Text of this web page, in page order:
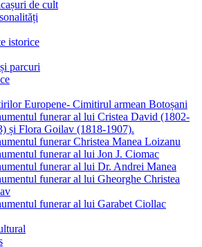
de cult
istorice
parcuri
Europene- Cimitirul armean Botoșani
funerar al lui Cristea David (1802-
și Flora Goilav (1818-1907).
funerar Christea Manea Loizanu
funerar al lui Jon J. Ciomac
funerar al lui Dr. Andrei Manea
funerar al lui Gheorghe Christea
funerar al lui Garabet Ciollac